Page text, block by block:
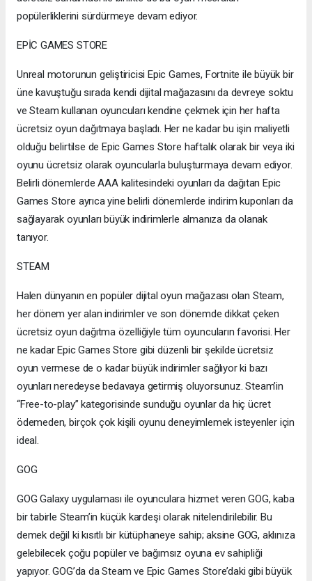
popülerliklerini sürdürmeye devam ediyor.
EPİC GAMES STORE
Unreal motorunun geliştiricisi Epic Games, Fortnite ile büyük bir
üne kavuştuğu sırada kendi dijital mağazasını da devreye soktu
ve Steam kullanan oyuncuları kendine çekmek için her hafta
ücretsiz oyun dağıtmaya başladı. Her ne kadar bu işin maliyetli
olduğu belirtilse de Epic Games Store haftalık olarak bir veya iki
oyunu ücretsiz olarak oyuncularla buluşturmaya devam ediyor.
Belirli dönemlerde AAA kalitesindeki oyunları da dağıtan Epic
Games Store ayrıca yine belirli dönemlerde indirim kuponları da
sağlayarak oyunları büyük indirimlerle almanıza da olanak
tanıyor.
STEAM
Halen dünyanın en popüler dijital oyun mağazası olan Steam,
her dönem yer alan indirimler ve son dönemde dikkat çeken
ücretsiz oyun dağıtma özelliğiyle tüm oyuncuların favorisi. Her
ne kadar Epic Games Store gibi düzenli bir şekilde ücretsiz
oyun vermese de o kadar büyük indirimler sağlıyor ki bazı
oyunları neredeyse bedavaya getirmiş oluyorsunuz. Steam’in
“Free-to-play” kategorisinde sunduğu oyunlar da hiç ücret
ödemeden, birçok çok kişili oyunu deneyimlemek isteyenler için
ideal.
GOG
GOG Galaxy uygulaması ile oyunculara hizmet veren GOG, kaba
bir tabirle Steam’in küçük kardeşi olarak nitelendirilebilir. Bu
demek değil ki kısıtlı bir kütüphaneye sahip; aksine GOG, aklınıza
gelebilecek çoğu popüler ve bağımsız oyuna ev sahipliği
yapıyor. GOG’da da Steam ve Epic Games Store’daki gibi büyük